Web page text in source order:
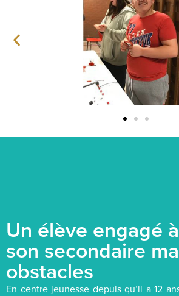
Un élève engagé
son secondaire
obstacles
En centre jeunesse depuis qu’il a 12